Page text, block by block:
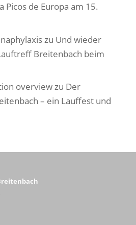
Picos de Europa am 15.
zu Und wieder
Breitenbach beim
overviewzu Der
– ein Lauffest und